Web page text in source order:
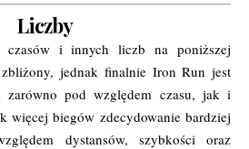
Liczby
czasów i innych liczb na poniższej
jednak finalnie Iron Run jest
zarówno pod względem czasu, jak i
więcej biegów zdecydowanie bardziej
dystansów, szybkości oraz